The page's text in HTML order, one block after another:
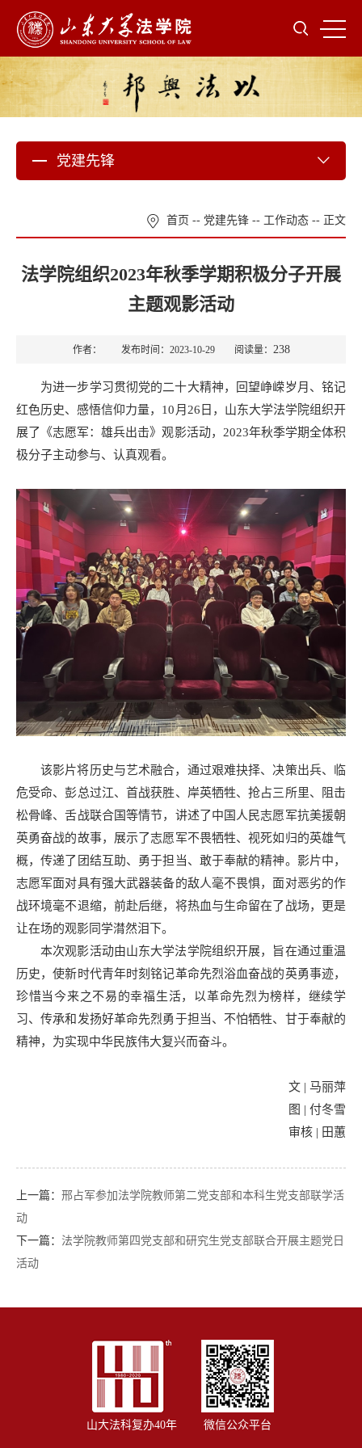
党建先锋
首页 -- 党建先锋 -- 工作动态 -- 正文
法学院组织2023年秋季学期积极分子开展
主题观影活动
作者： 发布时间：2023-10-29 阅读量： 238
为进一步学习贯彻党的二十大精神，回望峥嵘岁月、铭记
红色历史、感悟信仰力量，10月26日，山东大学法学院组织开
展了《志愿军：雄兵出击》观影活动，2023年秋季学期全体积
极分子主动参与、认真观看。
该影片将历史与艺术融合，通过艰难抉择、决策出兵、临
危受命、彭总过江、首战获胜、岸英牺牲、抢占三所里、阻击
松骨峰、舌战联合国等情节，讲述了中国人民志愿军抗美援朝
英勇奋战的故事，展示了志愿军不畏牺牲、视死如归的英雄气
概，传递了团结互助、勇于担当、敢于奉献的精神。影片中，
志愿军面对具有强大武器装备的敌人毫不畏惧，面对恶劣的作
战环境毫不退缩，前赴后继，将热血与生命留在了战场，更是
让在场的观影同学潸然泪下。
本次观影活动由山东大学法学院组织开展，旨在通过重温
历史，使新时代青年时刻铭记革命先烈浴血奋战的英勇事迹，
珍惜当今来之不易的幸福生活，以革命先烈为榜样，继续学
习、传承和发扬好革命先烈勇于担当、不怕牺牲、甘于奉献的
精神，为实现中华民族伟大复兴而奋斗。
文 | 马丽萍
图 | 付冬雪
审核 | 田蕙
上一篇： 邢占军参加法学院教师第二党支部和本科生党支部联学活
动
下一篇： 法学院教师第四党支部和研究生党支部联合开展主题党日
活动
山大法科复办40年 微信公众平台